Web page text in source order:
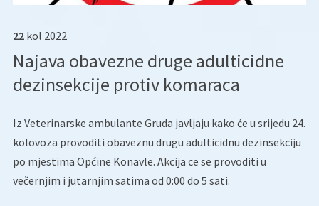
22 kol 2022
Najava obavezne druge adulticidne
dezinsekcije protiv komaraca
Iz Veterinarske ambulante Gruda javljaju kako će u srijedu 24.
kolovoza provoditi obaveznu drugu adulticidnu dezinsekciju
po mjestima Općine Konavle. Akcija ce se provoditi u
večernjim i jutarnjim satima od 0:00 do 5 sati.